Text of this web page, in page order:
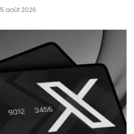
5 août 2026